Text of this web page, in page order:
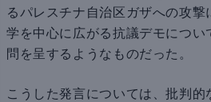
るパレスチナ自治区ガザへの攻撃
学を中心に広がる抗議デモについ
問を呈するようなものだった。
こうした発言については、批判的